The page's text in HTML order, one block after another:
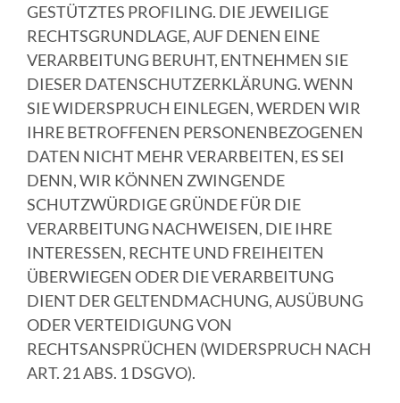
GESTÜTZTES PROFILING. DIE JEWEILIGE
RECHTSGRUNDLAGE, AUF DENEN EINE
VERARBEITUNG BERUHT, ENTNEHMEN SIE
DIESER DATENSCHUTZERKLÄRUNG. WENN
SIE WIDERSPRUCH EINLEGEN, WERDEN WIR
IHRE BETROFFENEN PERSONENBEZOGENEN
DATEN NICHT MEHR VERARBEITEN, ES SEI
DENN, WIR KÖNNEN ZWINGENDE
SCHUTZWÜRDIGE GRÜNDE FÜR DIE
VERARBEITUNG NACHWEISEN, DIE IHRE
INTERESSEN, RECHTE UND FREIHEITEN
ÜBERWIEGEN ODER DIE VERARBEITUNG
DIENT DER GELTENDMACHUNG, AUSÜBUNG
ODER VERTEIDIGUNG VON
RECHTSANSPRÜCHEN (WIDERSPRUCH NACH
ART. 21 ABS. 1 DSGVO).